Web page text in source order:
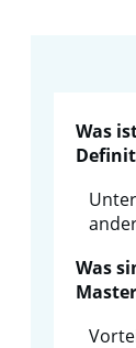
Was
Was